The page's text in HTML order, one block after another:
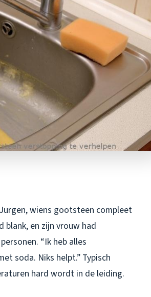
wiens gootsteen compleet
blank, en zijn vrouw had
“Ik heb alles
soda. Niks helpt.” Typisch
hard wordt in de leiding.